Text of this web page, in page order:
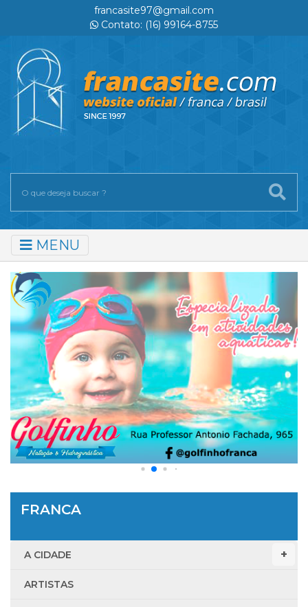
francasite97@gmail.com
Contato: (16) 99164-8755
MENU
FRANCA
A CIDADE
ARTISTAS